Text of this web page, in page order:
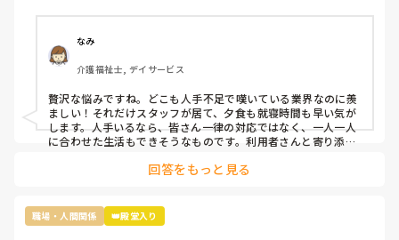
と思う仕事内容ってありますか？
不満なのは16時までの勤務の職員が多いので、16時〜18時
は2人です。17時夕食が提供されるのですが
早く食べてもらって18時までには全員寝てもらうんです。
なみ
介護福祉士, デイサービス
贅沢な悩みですね。どこも人手不足で嘆いている業界なのに羨
ましい！それだけスタッフが居て、夕食も就寝時間も早い気が
します。人手いるなら、皆さん一律の対応ではなく、一人一人
に合わせた生活もできそうなものです。利用者さんと寄り添っ
トを開催したり、工作レクをしてみたり…やることを探せばい
できるか、今一度模索してみてはいかがでしょうか。
回答をもっと見る
職場・人間関係 👑殿堂入り